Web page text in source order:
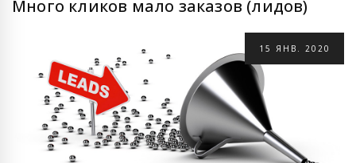
Много кликов мало заказов (лидов)
15 ЯНВ. 2020